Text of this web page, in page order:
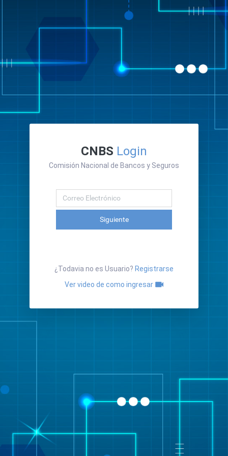
CNBS Login
Comisión Nacional de Bancos y Seguros
Siguiente
¿Todavia no es Usuario? Registrarse
Ver video de como ingresar